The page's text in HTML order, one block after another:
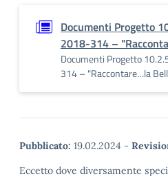
Documenti Progetto
2018-314 –
Documenti Progetto
314 – "Raccontare…la
Pubblicato: 19.02.2024 -
Eccetto dove diversamente